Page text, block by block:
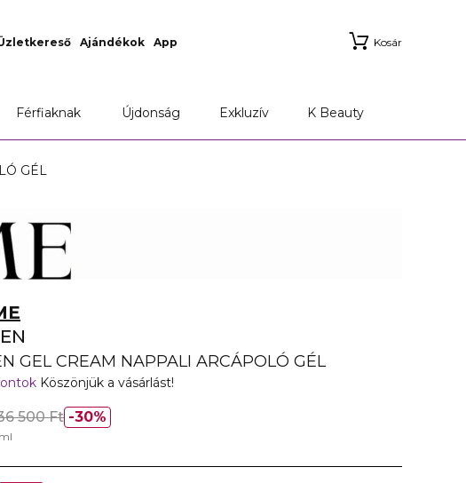
Ajándékok App Kosár
Férfiaknak Újdonság Exkluzív K Beauty
GÉL
GEL CREAM NAPPALI ARCÁPOLÓ GÉL
Köszönjük a vásárlást!
30%
500 Ft